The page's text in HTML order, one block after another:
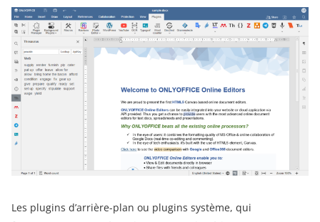
Les plugins d’arrière-plan ou plugins système, qui